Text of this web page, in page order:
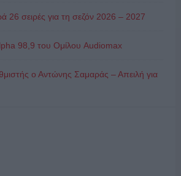
26 σειρές για τη σεζόν 2026 – 2027
98,9 του Ομίλου Audiomax
ο Αντώνης Σαμαράς – Απειλή για